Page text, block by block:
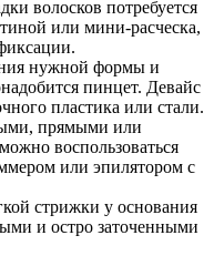
волосков потребуется
или мини-расческа,
нужной формы и
пинцет. Девайс
пластика или стали.
прямыми или
воспользоваться
или эпилятором с
стрижки у основания
и остро заточенными